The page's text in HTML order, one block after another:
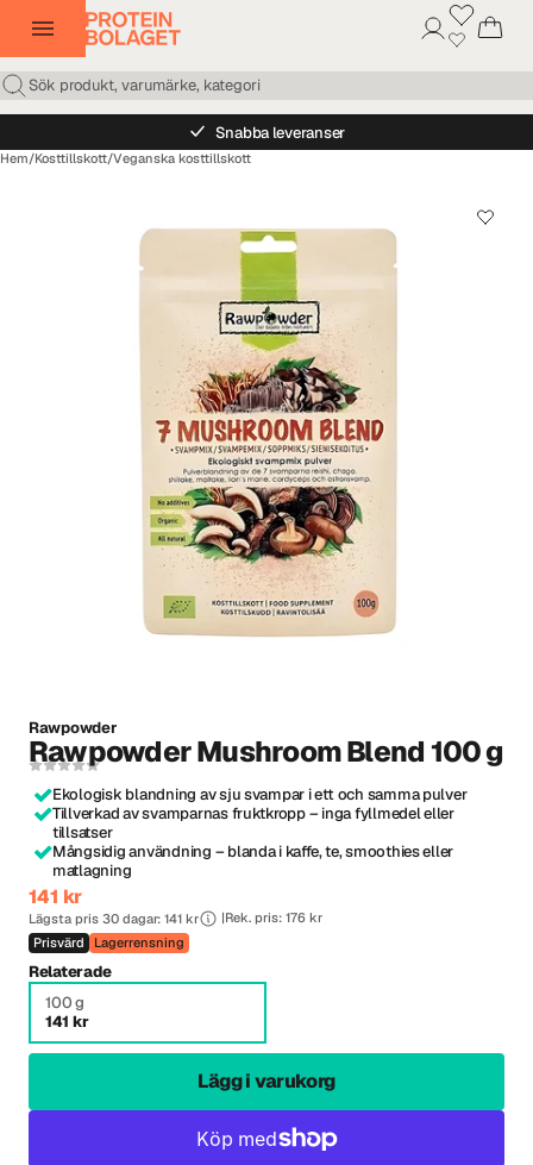
Snabba leveranser
Hem/Kosttillskott/Veganska kosttillskott
Rawpowder
Rawpowder Mushroom Blend 100 g
Ekologisk blandning av sju svampar i ett och samma pulver
Tillverkad av svamparnas fruktkropp – inga fyllmedel eller
tillsatser
Mångsidig användning – blanda i kaffe, te, smoothies eller
matlagning
141 kr
Lägsta pris 30 dagar: 141 kr
Rek. pris: 176 kr
Prisvärd
Lagerrensning
Relaterade
100 g
141 kr
Lägg i varukorg